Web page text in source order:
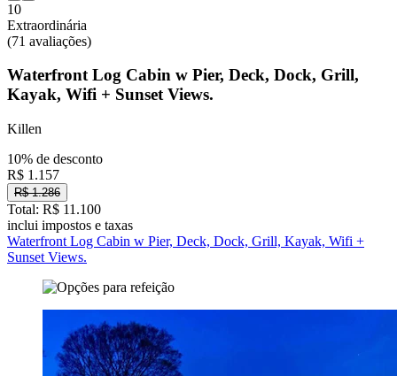
10
Extraordinária
(71 avaliações)
Waterfront Log Cabin w Pier, Deck, Dock, Grill,
Kayak, Wifi + Sunset Views.
Killen
10% de desconto
R$ 1.157
R$ 1.286
Total: R$ 11.100
inclui impostos e taxas
Waterfront Log Cabin w Pier, Deck, Dock, Grill, Kayak, Wifi +
Sunset Views.